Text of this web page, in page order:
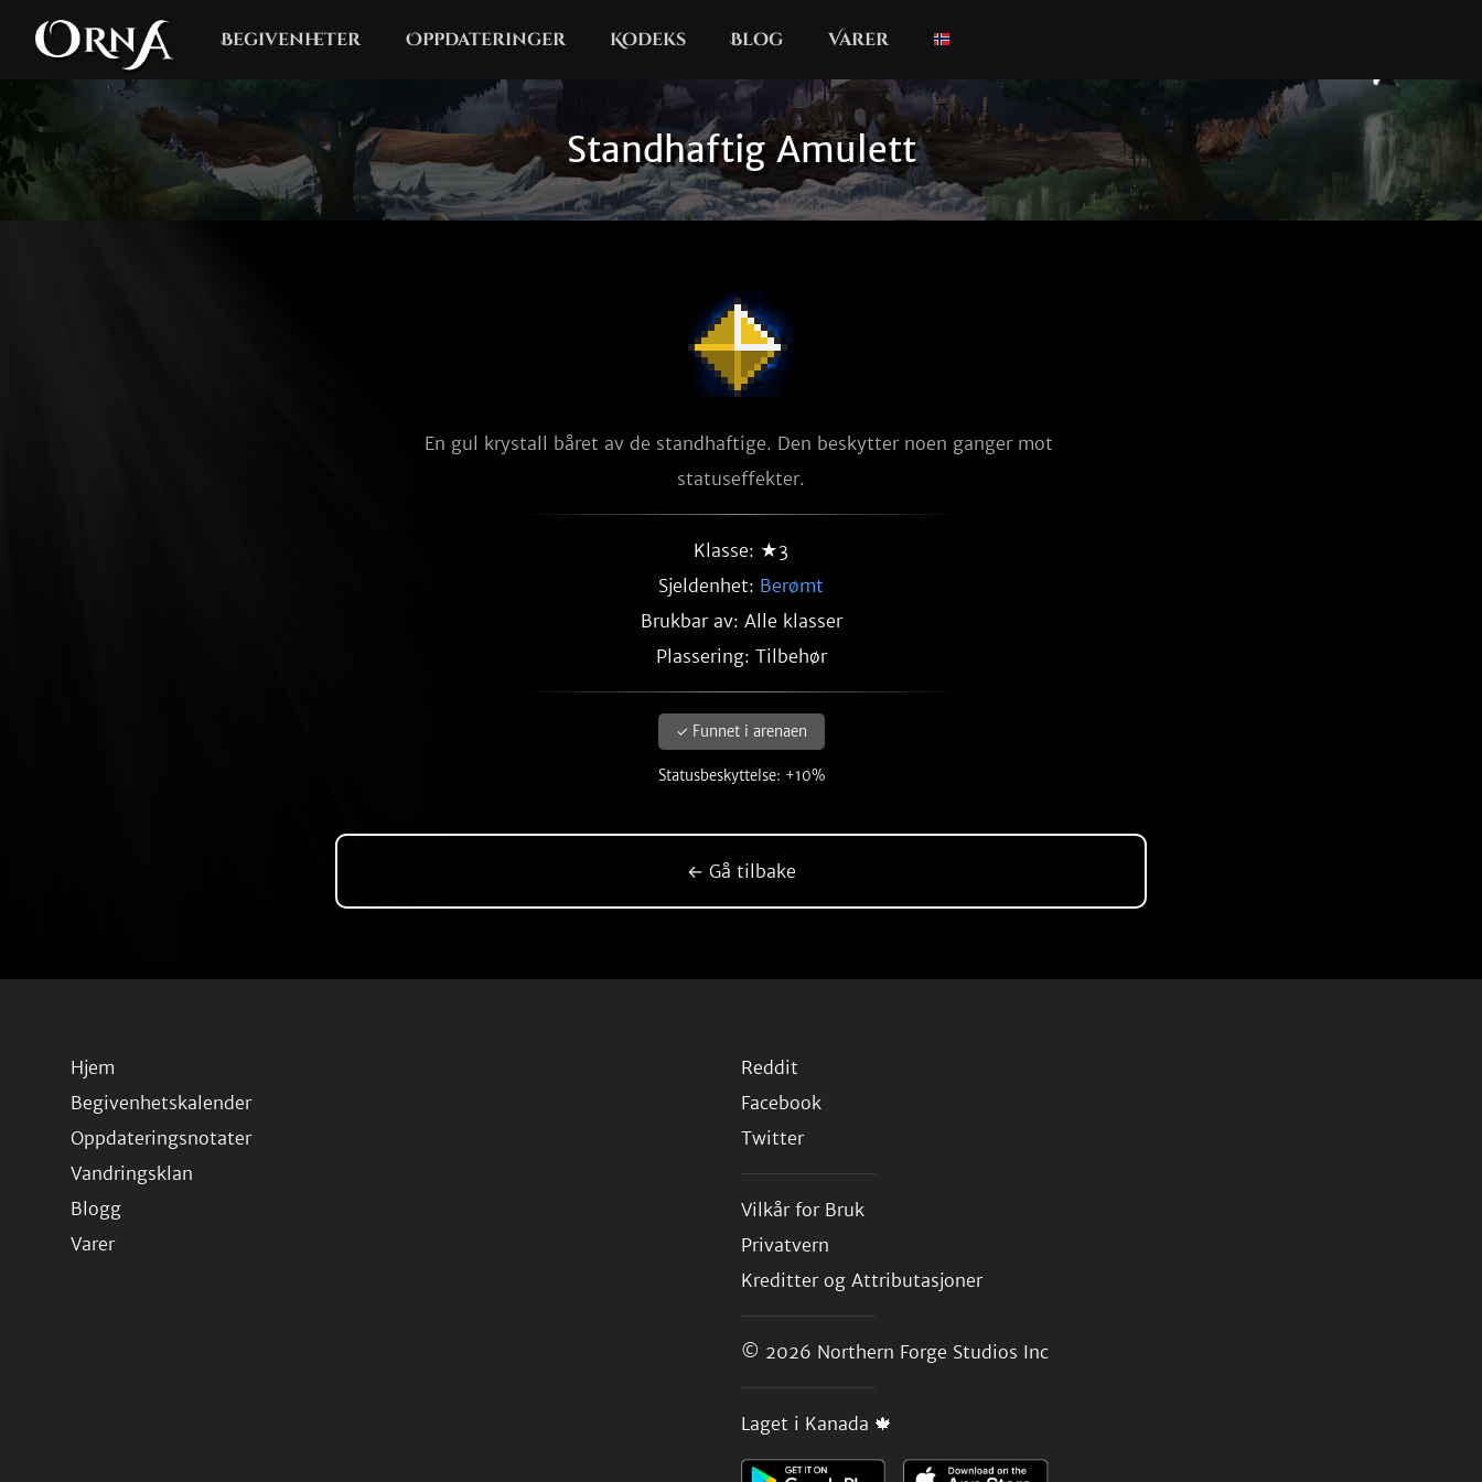
Begivenheter Oppdateringer Kodeks Blog Varer
Standhaftig Amulett
En gul krystall båret av de standhaftige. Den beskytter noen ganger mot
statuseffekter.
Klasse: ★3
Sjeldenhet: Berømt
Brukbar av: Alle klasser
Plassering: Tilbehør
✓ Funnet i arenaen
Statusbeskyttelse: +10%
← Gå tilbake
Hjem
Begivenhetskalender
Oppdateringsnotater
Vandringsklan
Blogg
Varer
Reddit
Facebook
Twitter
Vilkår for Bruk
Privatvern
Kreditter og Attributasjoner
© 2026 Northern Forge Studios Inc
Laget i Kanada 🍁